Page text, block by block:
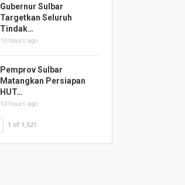
Gubernur Sulbar
Targetkan Seluruh
Tindak…
10 hours ago
Pemprov Sulbar
Matangkan Persiapan
HUT…
10 hours ago
1 of 1,521